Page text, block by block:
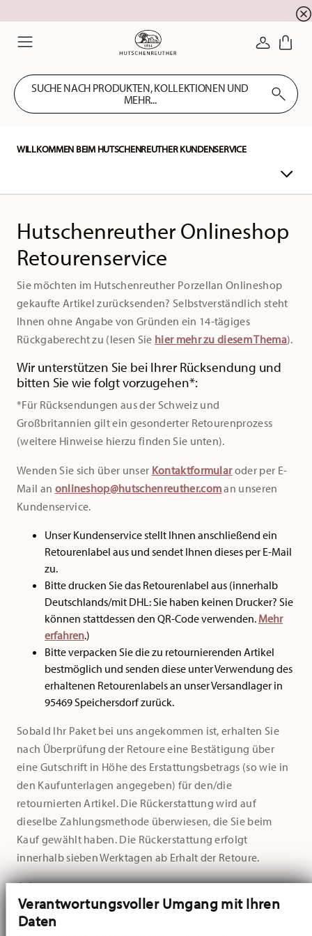
Verantwortungsvoller Umgang mit Ihren
Daten
Summer SALE! Sichern Sie sich 5% EXTRA-
SUCHE NACH PRODUKTEN, KOLLEKTIONEN UND
MEHR...
WILLKOMMEN BEIM HUTSCHENREUTHER KUNDENSERVICE
Hutschenreuther Onlineshop
Retourenservice
Sie möchten im Hutschenreuther Porzellan Onlineshop
gekaufte Artikel zurücksenden? Selbstverständlich steht
Ihnen ohne Angabe von Gründen ein 14-tägiges
Rückgaberecht zu (lesen Sie hier mehr zu diesem Thema).
Wir unterstützen Sie bei Ihrer Rücksendung und
bitten Sie wie folgt vorzugehen*:
*Für Rücksendungen aus der Schweiz und
Großbritannien gilt ein gesonderter Retourenprozess
(weitere Hinweise hierzu finden Sie unten).
Wenden Sie sich über unser Kontaktformularoder per E-
Mail an onlineshop@hutschenreuther.coman unseren
Kundenservice.
Unser Kundenservice stellt Ihnen anschließend ein
Retourenlabel aus und sendet Ihnen dieses per E-Mail
zu.
Bitte drucken Sie das Retourenlabel aus (innerhalb
Deutschlands/mit DHL: Sie haben keinen Drucker? Sie
können stattdessen den QR-Code verwenden. Mehr
erfahren.)
Bitte verpacken Sie die zu retournierenden Artikel
bestmöglich und senden diese unter Verwendung des
erhaltenen Retourenlabels an unser Versandlager in
95469 Speichersdorf zurück.
Sobald Ihr Paket bei uns angekommen ist, erhalten Sie
nach Überprüfung der Retoure eine Bestätigung über
eine Gutschrift in Höhe des Erstattungsbetrags (so wie in
den Kaufunterlagen angegeben) für den/die
retournierten Artikel. Die Rückerstattung wird auf
dieselbe Zahlungsmethode überwiesen, die Sie beim
Kauf gewählt haben. Die Rückerstattung erfolgt
innerhalb sieben Werktagen ab Erhalt der Retoure.
Achtung:Bitte sehen Sie davon ab, Artikel ohne durch
unseren Kundenservice ausgestellte Retourenlabel an
uns zurückzusenden. Da unser Zentrallager auch die